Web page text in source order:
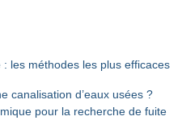
les méthodes les plus efficaces
canalisation d’eaux usées ?
pour la recherche de fuite